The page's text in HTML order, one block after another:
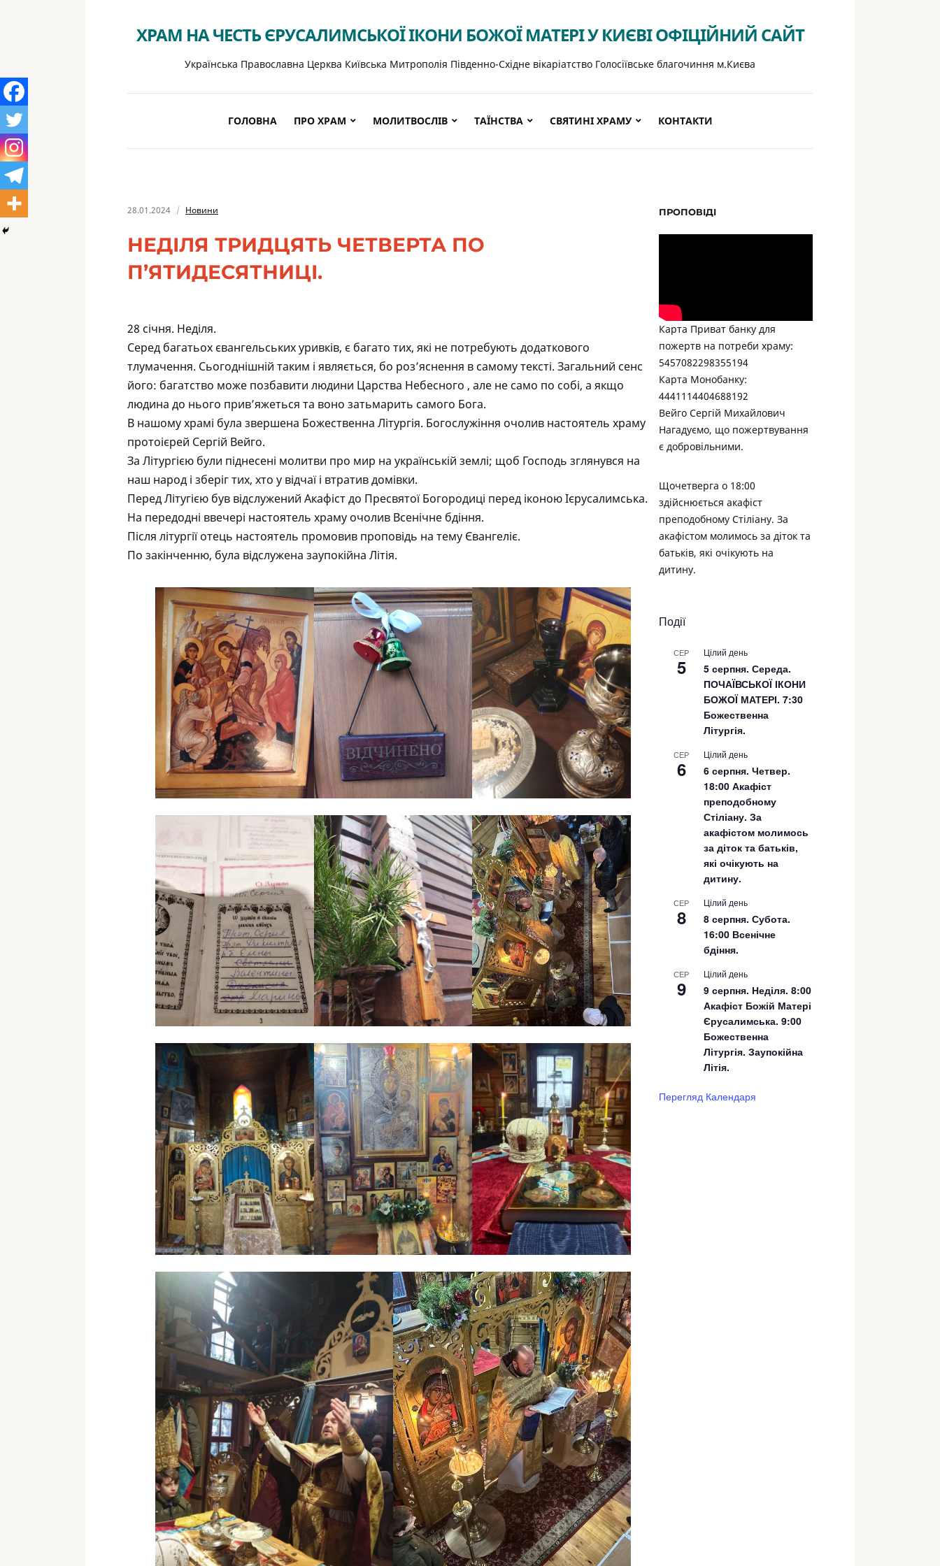
ХРАМ НА ЧЕСТЬ ЄРУСАЛИМСЬКОЇ ІКОНИ БОЖОЇ МАТЕРІ У КИЄВІ ОФІЦІЙНИЙ САЙТ
Українська Православна Церква Київська Митрополія Південно-Східне вікаріатство Голосіївське благочиння м.Києва
ГОЛОВНА ПРО ХРАМ МОЛИТВОСЛІВ ТАЇНСТВА СВЯТИНІ ХРАМУ КОНТАКТИ
28.01.2024 Новини
НЕДІЛЯ ТРИДЦЯТЬ ЧЕТВЕРТА ПО
П’ЯТИДЕСЯТНИЦІ.
28 січня. Неділя.
Серед багатьох євангельських уривків, є багато тих, які не потребують додаткового
тлумачення. Сьогоднішній таким і являється, бо роз’яснення в самому тексті. Загальний сенс
його: багатство може позбавити людини Царства Небесного , але не само по собі, а якщо
людина до нього прив’яжеться та воно затьмарить самого Бога.
В нашому храмі була звершена Божественна Літургія. Богослужіння очолив настоятель храму
протоієрей Сергій Вейго.
За Літургією були піднесені молитви про мир на українській землі; щоб Господь зглянувся на
наш народ і зберіг тих, хто у відчаї і втратив домівки.
Перед Літугією був відслужений Акафіст до Пресвятої Богородиці перед іконою Ієрусалимська.
На передодні ввечері настоятель храму очолив Всенічне бдіння.
Після літургії отець настоятель промовив проповідь на тему Євангеліє.
По закінченню, була відслужена заупокійна Літія.
ПРОПОВІДІ
Карта Приват банку для
пожертв на потреби храму:
5457082298355194
Карта Монобанку:
4441114404688192
Вейго Сергій Михайлович
Нагадуємо, що пожертвування
є добровільними.
Щочетверга о 18:00
здійснюється акафіст
преподобному Стіліану. За
акафістом молимось за діток та
батьків, які очікують на
дитину.
Події
СЕР
5
Цілий день
5 серпня. Середа.
ПОЧАЇВСЬКОЇ ІКОНИ
БОЖОЇ МАТЕРІ. 7:30
Божественна
Літургія.
СЕР
6
Цілий день
6 серпня. Четвер.
18:00 Акафіст
преподобному
Стіліану. За
акафістом молимось
за діток та батьків,
які очікують на
дитину.
СЕР
8
Цілий день
8 серпня. Субота.
16:00 Всенічне
бдіння.
СЕР
9
Цілий день
9 серпня. Неділя. 8:00
Акафіст Божій Матері
Єрусалимська. 9:00
Божественна
Літургія. Заупокійна
Літія.
Перегляд Календаря